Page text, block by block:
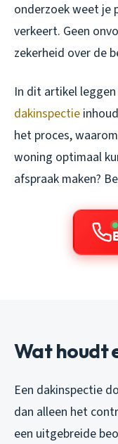
onderzoek weet je
verkeert. Geen
zekerheid over de
In dit artikel
dakinspectie
het proces,
woning optimaal
afspraak maken?
Wat houdt
Een dakinspectie
dan alleen het
een uitgebreide